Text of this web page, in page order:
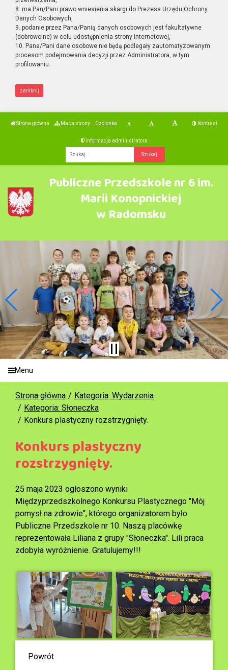
8. ma Pan/Pani prawo wniesienia skargi do Prezesa Urzędu Ochrony
Danych Osobowych,
9. podanie przez Pana/Panią danych osobowych jest fakultatywne
(dobrowolne) w celu udostępnienia strony internetowej,
10. Pana/Pani dane osobowe nie będą podlegały zautomatyzowanym
procesom podejmowania decyzji przez Administratora, w tym
profilowaniu.
zamknij
Strona główna Mapa strony Czcionka Kontrast
Informacja administratora
Publiczne Przedszkole nr 6 im.
Marii Konopnickiej
w Radomsku
Menu
Strona główna
Kategoria: Wydarzenia
Kategoria: Słoneczka
Konkurs plastyczny rozstrzygnięty.
Konkurs plastyczny
rozstrzygnięty.
25 maja 2023 ogłoszono wyniki
Międzyprzedszkolnego Konkursu Plastycznego "Mój
pomysł na zdrowie", którego organizatorem było
Publiczne Przedszkole nr 10. Naszą placówkę
reprezentowała Liliana z grupy "Słoneczka". Lili praca
zdobyła wyróżnienie. Gratulujemy!!!
Powrót